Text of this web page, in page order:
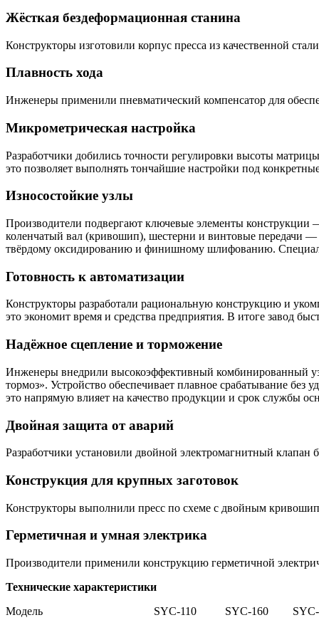
Жёсткая бездеформационная станина
Конструкторы изготовили корпус пресса из качественной стали
Плавность хода
Инженеры применили пневматический компенсатор для
Микрометрическая настройка
Разработчики добились точности регулировки высоты матрицы
это позволяет выполнять тончайшие настройки под
Износостойкие узлы
Производители подвергают ключевые элементы конструкции
коленчатый вал (кривошип), шестерни и винтовые передачи —
твёрдому оксидированию и финишному шлифованию.
Готовность к автоматизации
Конструкторы разработали рациональную конструкцию и
это экономит время и средства предприятия. В итоге завод
Надёжное сцепление и торможение
Инженеры внедрили высокоэффективный комбинированный
тормоз». Устройство обеспечивает плавное срабатывание без
это напрямую влияет на качество продукции и срок службы
Двойная защита отаварий
Разработчики установили двойной электромагнитный клапан
Конструкция для крупных заготовок
Конструкторы выполнили пресс по схеме с двойным
Герметичная и умная электрика
Производители применили конструкцию герметичной
Технические характеристики
Модель
SYC-110 SYC-160